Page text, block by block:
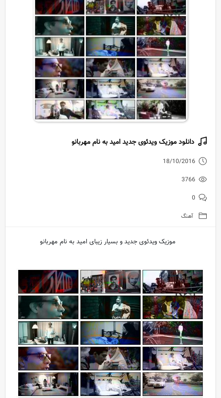
دانلود موزیک ویدئوی جدید امید به نام مهربانو
18/10/2016
3766
0
آهنگ
موزیک ویدئوی جدید و بسیار زیبای امید به نام مهربانو